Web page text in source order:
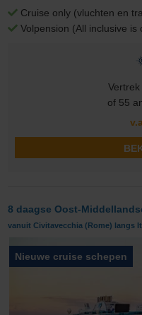
Cruise only (vluchten en
Volpension (All inclusive is
of 55
8 daagse Oost-
vanuit Civitavecchia (Rome) langs
Nieuwe cruise schepen